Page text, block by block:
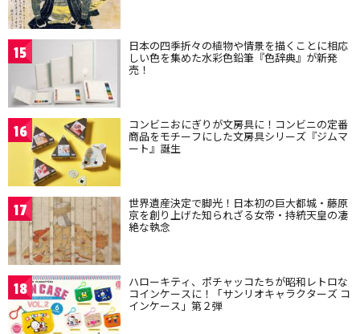
15 日本の四季折々の植物や情景を描くことに相応
しい色を集めた水彩色鉛筆『色辞典』が新発
売！
16 コンビニおにぎりが文房具に！コンビニの定番
商品をモチーフにした文房具シリーズ『ジムマ
ート』誕生
17 世界遺産決定で脚光！日本初の巨大都城・藤原
京を創り上げた知られざる女帝・持統天皇の凄
絶な執念
18 ハローキティ、ポチャッコたちが昭和レトロな
コインケースに！「サンリオキャラクターズ コ
インケース」第２弾